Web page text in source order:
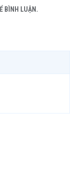
BÌNH LUẬN.